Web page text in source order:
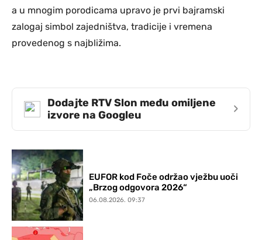
a u mnogim porodicama upravo je prvi bajramski
zalogaj simbol zajedništva, tradicije i vremena
provedenog s najbližima.
Dodajte RTV Slon među omiljene
izvore na Googleu
›
EUFOR kod Foče održao vježbu uoči
„Brzog odgovora 2026“
06.08.2026. 09:37